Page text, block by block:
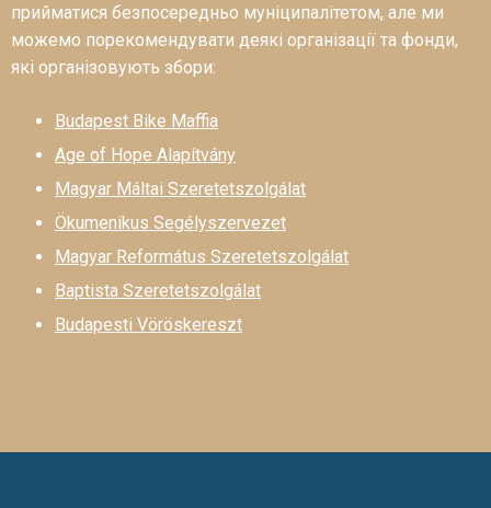
прийматися безпосередньо муніципалітетом, але ми
можемо порекомендувати деякі організації та фонди,
які організовують збори:
Budapest Bike Maffia
Age of Hope Alapítvány
Magyar Máltai Szeretetszolgálat
Ökumenikus Segélyszervezet
Magyar Református Szeretetszolgálat
Baptista Szeretetszolgálat
Budapesti Vöröskereszt